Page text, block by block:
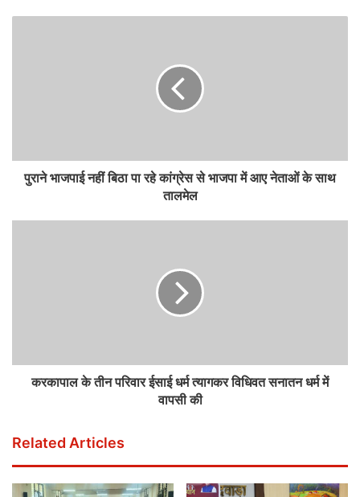
पुराने भाजपाई नहीं बिठा पा रहे कांग्रेस से भाजपा में आए नेताओं के साथ
तालमेल
करकापाल के तीन परिवार ईसाई धर्म त्यागकर विधिवत सनातन धर्म में
वापसी की
Related Articles